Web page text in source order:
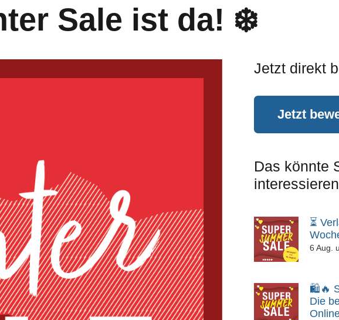
Sale ist da! ❄️
Jetzt direkt
Jetzt
Das könnte
⏳
6 Aug.
🛍️🔥
Die